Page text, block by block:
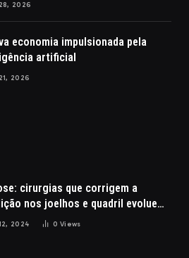
2026
economia impulsionada pela
artificial
2026
cirurgias que corrigem a
nos joelhos e quadril evoluem
robótica
2024 0Views